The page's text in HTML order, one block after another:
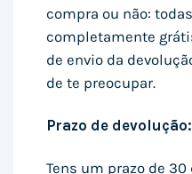
compra ou não:
completamente
de envio da
de te preocupar.
Prazo de devolução:
Tens um prazo de